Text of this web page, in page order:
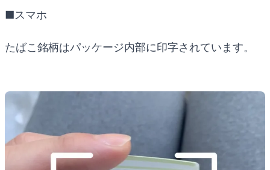
■スマホ
たばこ銘柄はパッケージ内部に印字されています。